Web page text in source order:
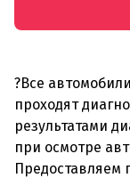
?Все
проходят
результатами
при осмотре
Предоставляем